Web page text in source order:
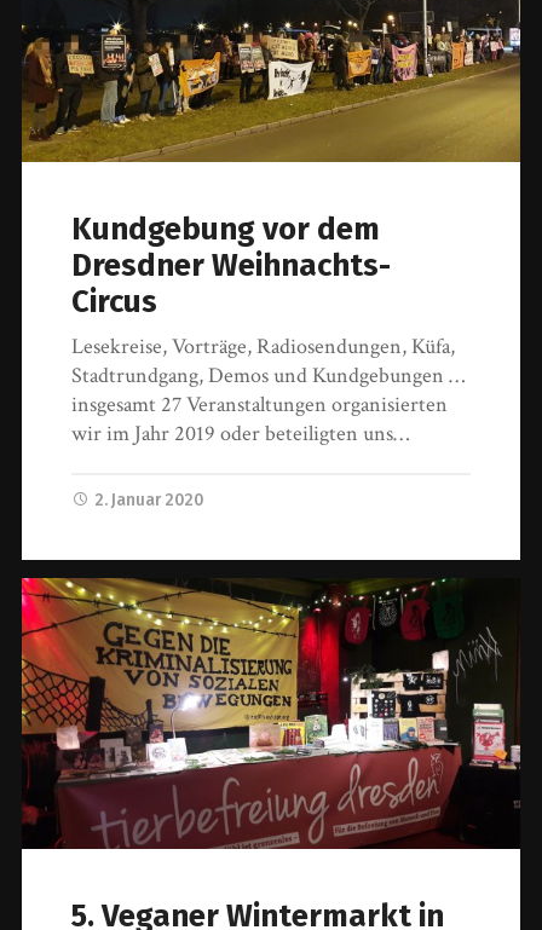
Kundgebung vor dem
Dresdner Weihnachts-
Circus
Lesekreise, Vorträge, Radiosendungen, Küfa,
Stadtrundgang, Demos und Kundgebungen …
insgesamt 27 Veranstaltungen organisierten
wir im Jahr 2019 oder beteiligten uns…
2. Januar 2020
5. Veganer Wintermarkt in